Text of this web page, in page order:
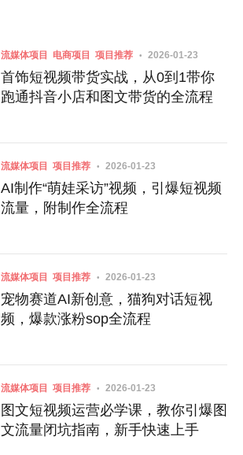
流媒体项目 电商项目 项目推荐 2026-01-23
首饰短视频带货实战，从0到1带你
跑通抖音小店和图文带货的全流程
流媒体项目 项目推荐 2026-01-23
AI制作“萌娃采访”视频，引爆短视频
流量，附制作全流程
流媒体项目 项目推荐 2026-01-23
宠物赛道AI新创意，猫狗对话短视
频，爆款涨粉sop全流程
流媒体项目 项目推荐 2026-01-23
图文短视频运营必学课，教你引爆图
文流量闭坑指南，新手快速上手